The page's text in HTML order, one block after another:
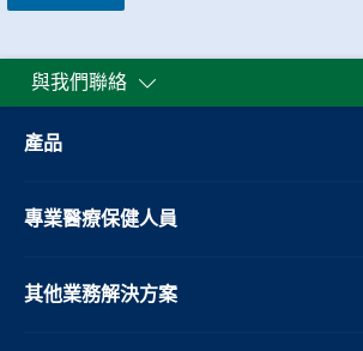
與我們聯絡
產品
專業醫療保健人員
其他業務解決方案​